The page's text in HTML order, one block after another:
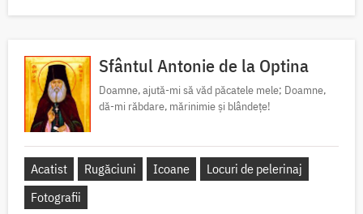
Sfântul Antonie de la Optina
Doamne, ajută-mi să văd păcatele mele; Doamne,
dă-mi răbdare, mărinimie şi blândeţe!
Acatist Rugăciuni Icoane
Locuri de pelerinaj
Fotografii